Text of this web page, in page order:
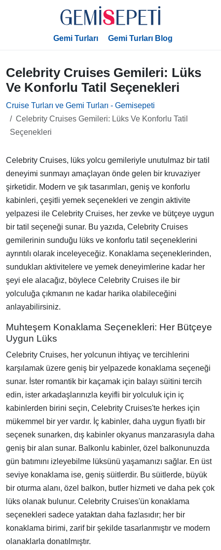
Gemi Turları Gemi Turları Blog
Celebrity Cruises Gemileri: Lüks
Ve Konforlu Tatil Seçenekleri
Cruise Turları ve Gemi Turları - Gemisepeti
Celebrity Cruises Gemileri: Lüks Ve Konforlu Tatil
Seçenekleri
Celebrity Cruises, lüks yolcu gemileriyle unutulmaz bir tatil
deneyimi sunmayı amaçlayan önde gelen bir kruvaziyer
şirketidir. Modern ve şık tasarımları, geniş ve konforlu
kabinleri, çeşitli yemek seçenekleri ve zengin aktivite
yelpazesi ile Celebrity Cruises, her zevke ve bütçeye uygun
bir tatil seçeneği sunar. Bu yazıda, Celebrity Cruises
gemilerinin sunduğu lüks ve konforlu tatil seçeneklerini
ayrıntılı olarak inceleyeceğiz. Konaklama seçeneklerinden,
sundukları aktivitelere ve yemek deneyimlerine kadar her
şeyi ele alacağız, böylece Celebrity Cruises ile bir
yolculuğa çıkmanın ne kadar harika olabileceğini
anlayabilirsiniz.
Muhteşem Konaklama Seçenekleri: Her Bütçeye
Uygun Lüks
Celebrity Cruises, her yolcunun ihtiyaç ve tercihlerini
karşılamak üzere geniş bir yelpazede konaklama seçeneği
sunar. İster romantik bir kaçamak için balayı süitini tercih
edin, ister arkadaşlarınızla keyifli bir yolculuk için iç
kabinlerden birini seçin, Celebrity Cruises'te herkes için
mükemmel bir yer vardır. İç kabinler, daha uygun fiyatlı bir
seçenek sunarken, dış kabinler okyanus manzarasıyla daha
geniş bir alan sunar. Balkonlu kabinler, özel balkonunuzda
gün batımını izleyebilme lüksünü yaşamanızı sağlar. En üst
seviye konaklama ise, geniş süitlerdir. Bu süitlerde, büyük
bir oturma alanı, özel balkon, butler hizmeti ve daha pek çok
lüks olanak bulunur. Celebrity Cruises'ün konaklama
seçenekleri sadece yataktan daha fazlasıdır; her bir
konaklama birimi, zarif bir şekilde tasarlanmıştır ve modern
olanaklarla donatılmıştır.